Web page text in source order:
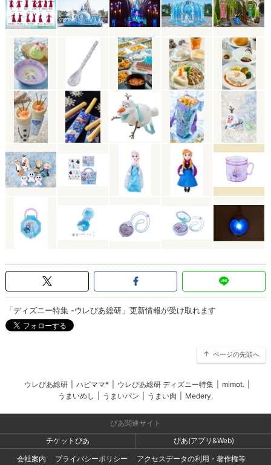
「ディズニー特集 -ウレぴあ総研」更新情報が受け取れます
ページの先頭へ
ウレぴあ総研 ハピママ* ウレぴあ総研 ディズニー特集 mimot.
うまいめし
うまいパン うまい肉 Medery.
ぴあ関連サイト
チケットぴあ
ぴあ(アプリ&Web)
会社案内
プライバシーポリシー アクセスデータの利用・著作権等